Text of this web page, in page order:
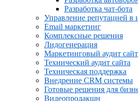
Разработка чат-бота
Управление репутацией в
Email маркетинг
Комплексные решения
Лидогенерация
Маркетинговый аудит
Технический аудит сайта
Техническая поддержка
Внедрение CRM системы
Готовые решения для
Видеопродакшн